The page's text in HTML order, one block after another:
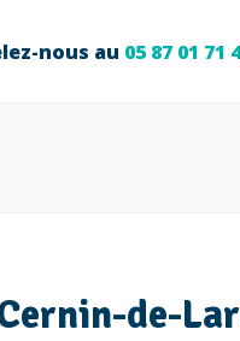
nous au 05 87 01 71
de-